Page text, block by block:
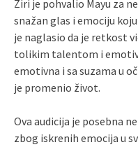
Žiri je pohvalio Mayu za
snažan glas i emociju
je naglasio da je retkost
tolikim talentom i
emotivna i sa suzama u
je promenio život.
Ova audicija je posebna
zbog iskrenih emocija u